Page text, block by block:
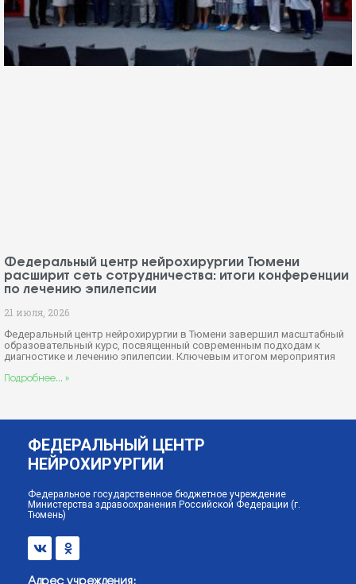
Федеральный центр нейрохирургии Тюмени
расширит сеть сотрудничества: итоги конференции
по лечению эпилепсии
21 июля, 2026
Федеральный центр нейрохирургии в Тюмени завершил масштабный
образовательный курс, посвященный современным подходам к
диагностике и лечению эпилепсии. Ключевым итогом мероприятия
Подробнее... »
ФЕДЕРАЛЬНЫЙ ЦЕНТР
НЕЙРОХИРУРГИИ
Федеральное государственное бюджетное учреждение
Министерства здравоохранения Российской Федерации (г.
Тюмень)
Адрес учреждения: